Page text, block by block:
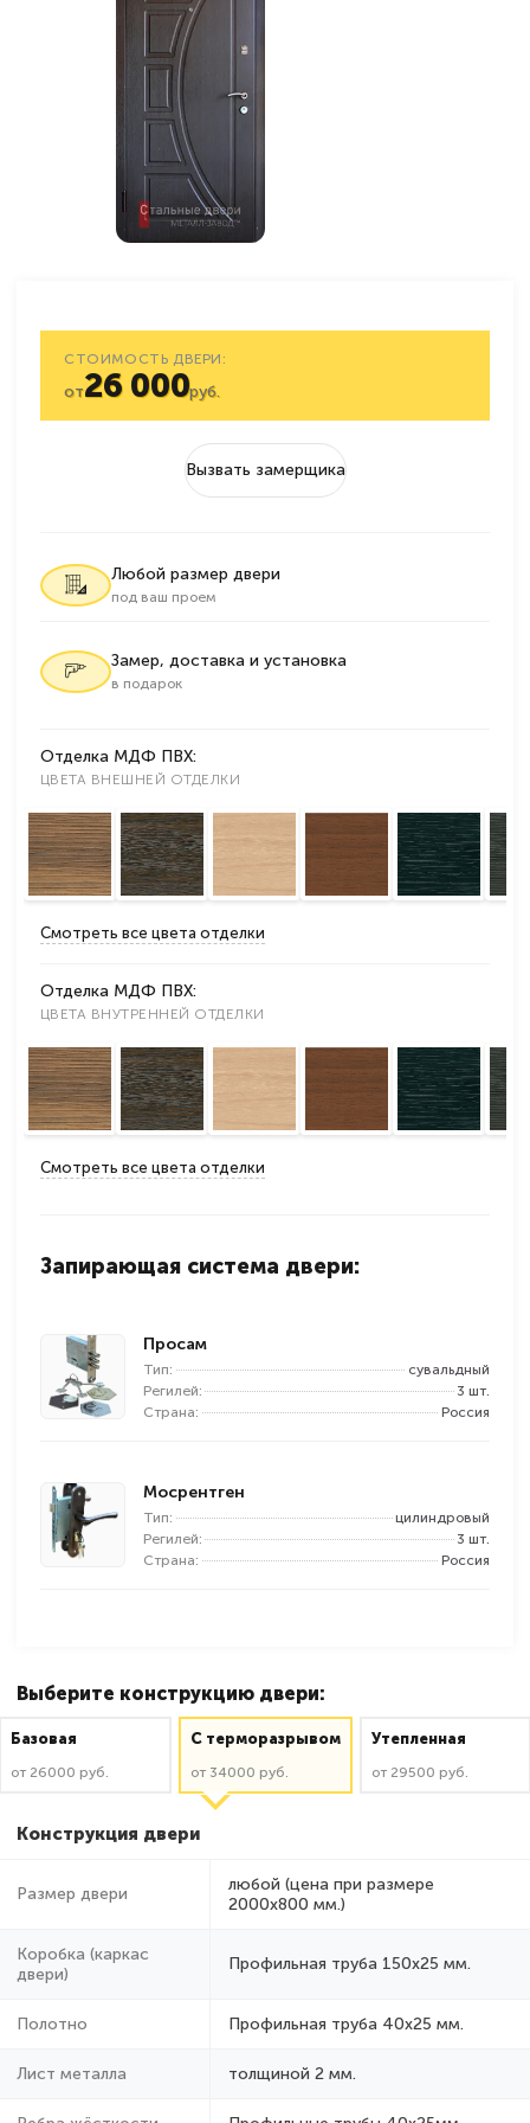
СТОИМОСТЬ ДВЕРИ:
от26 000руб.
Вызвать замерщика
Любой размер двери
под ваш проем
Замер, доставка и установка
в подарок
Отделка МДФ ПВХ:
ЦВЕТА ВНЕШНЕЙ ОТДЕЛКИ
Смотреть все цвета отделки
Отделка МДФ ПВХ:
ЦВЕТА ВНУТРЕННЕЙ ОТДЕЛКИ
Смотреть все цвета отделки
Запирающая система двери:
Просам
Тип:
сувальдный
Регилей:
3 шт.
Страна:
Россия
Мосрентген
Тип:
цилиндровый
Регилей:
3 шт.
Страна:
Россия
Выберите конструкцию двери:
Базовая
от 26000 руб.
C терморазрывом
от 34000 руб.
Утепленная
от 29500 руб.
Конструкция двери
Размер двери
любой (цена при размере
2000x800 мм.)
Коробка (каркас
двери)
Профильная труба 150х25 мм.
Полотно Профильная труба 40х25 мм.
Лист металла толщиной 2 мм.